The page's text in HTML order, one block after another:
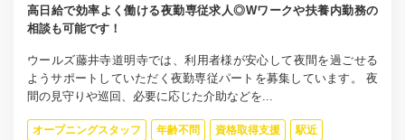
高日給で効率よく働ける夜勤専従求人◎Wワークや扶養内勤務の
相談も可能です！
ウールズ藤井寺道明寺では、利用者様が安心して夜間を過ごせる
ようサポートしていただく夜勤専従パートを募集しています。 夜
間の見守りや巡回、必要に応じた介助などを...
オープニングスタッフ 年齢不問 資格取得支援 駅近